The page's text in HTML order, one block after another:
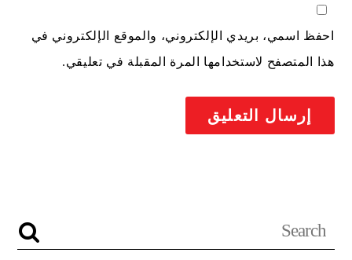
احفظ اسمي، بريدي الإلكتروني، والموقع الإلكتروني في
هذا المتصفح لاستخدامها المرة المقبلة في تعليقي.